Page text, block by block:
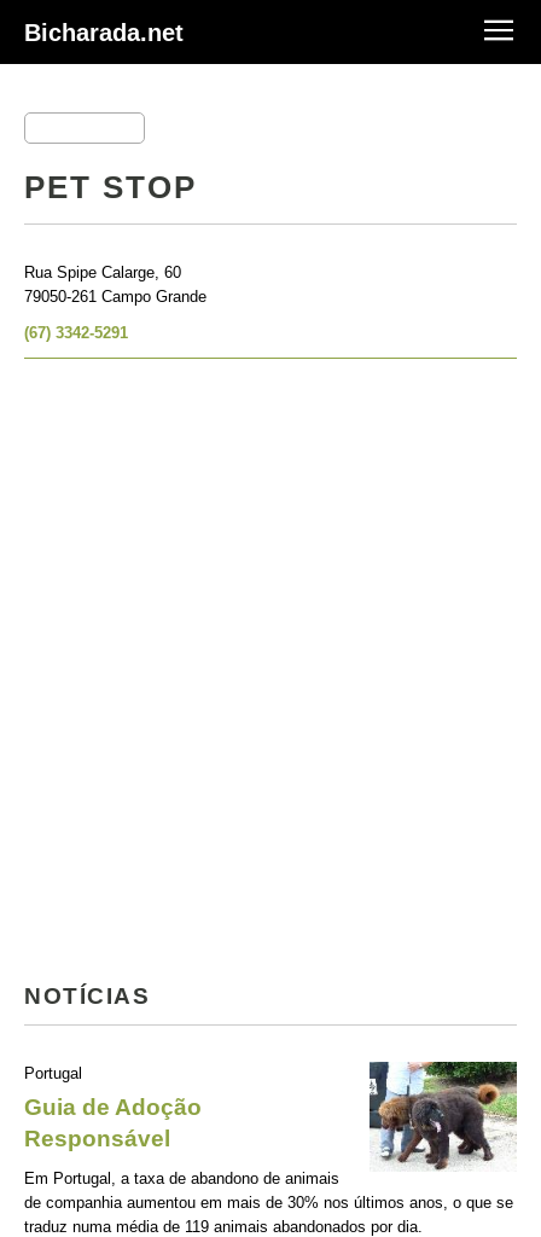
Bicharada.net
PET STOP
Rua Spipe Calarge, 60
79050-261 Campo Grande
(67) 3342-5291
NOTÍCIAS
Portugal
Guia de Adoção
Responsável
Em Portugal, a taxa de abandono de animais
de companhia aumentou em mais de 30% nos últimos anos, o que se
traduz numa média de 119 animais abandonados por dia.